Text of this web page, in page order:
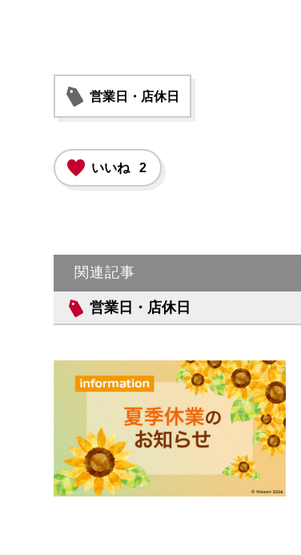
営業日・店休日
いいね 2
関連記事
営業日・店休日